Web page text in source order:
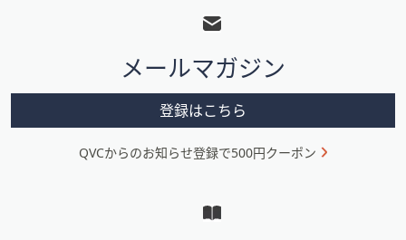
メ
ニ
メールマガジン
登録はこちら
QVCからのお知らせ登録で500円クーポン